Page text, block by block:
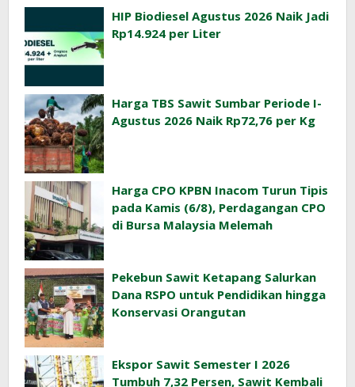
HIP Biodiesel Agustus 2026 Naik Jadi
Rp14.924 per Liter
Harga TBS Sawit Sumbar Periode I-
Agustus 2026 Naik Rp72,76 per Kg
Harga CPO KPBN Inacom Turun Tipis
pada Kamis (6/8), Perdagangan CPO
di Bursa Malaysia Melemah
Pekebun Sawit Ketapang Salurkan
Dana RSPO untuk Pendidikan hingga
Konservasi Orangutan
Ekspor Sawit Semester I 2026
Tumbuh 7,32 Persen, Sawit Kembali